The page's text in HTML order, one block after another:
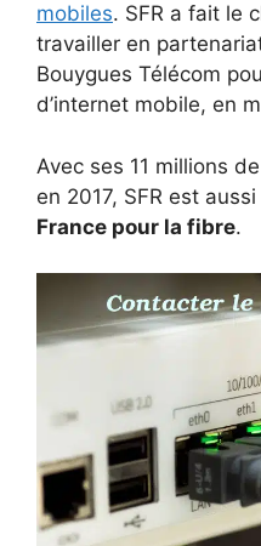
mobiles. SFR a fait le
travailler en
Bouygues Télécom
d’internet mobile, en
Avec ses 11 millions
en 2017, SFR est aussi
France pour la fibre.